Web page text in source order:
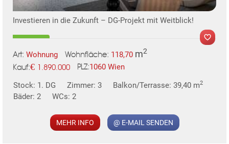
MER
Investieren in die Zukunft – DG-Projekt mit Weitblick!
Art: Wohnung Wohnfläche: 118,70 m2
Kauf:€ 1.890.000 PLZ:1060 Wien
Stock: 1. DG
Zimmer: 3 Balkon/Terrasse: 39,40 m2
Bäder: 2 WCs: 2
MEHR INFO @ E-MAIL SENDEN